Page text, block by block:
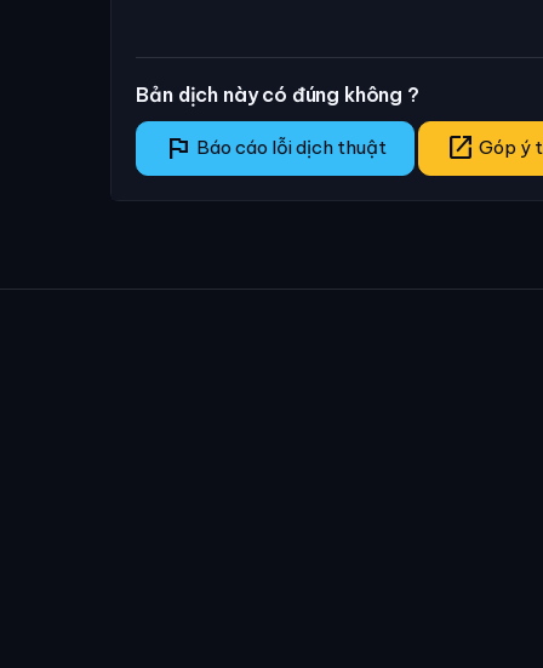
Bản dịch này có đúng không ?
flag Báo cáo lỗi dịch thuật open_in_new Góp ý